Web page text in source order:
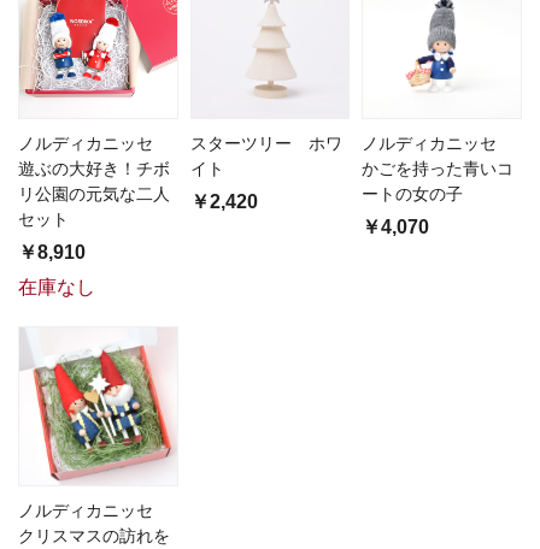
ノルディカニッセ
遊ぶの大好き！チボ
リ公園の元気な二人
セット
￥8,910
在庫なし
スターツリー ホワ
イト
￥2,420
ノルディカニッセ
かごを持った青いコ
ートの女の子
￥4,070
ノルディカニッセ
クリスマスの訪れを